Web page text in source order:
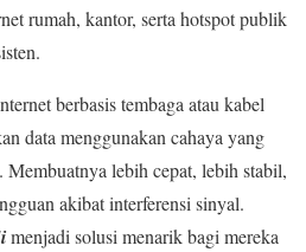
rumah, kantor, serta hotspot publik
berbasis tembaga atau kabel
data menggunakan cahaya yang
Membuatnya lebih cepat, lebih stabil,
akibat interferensi sinyal.
menjadi solusi menarik bagi mereka